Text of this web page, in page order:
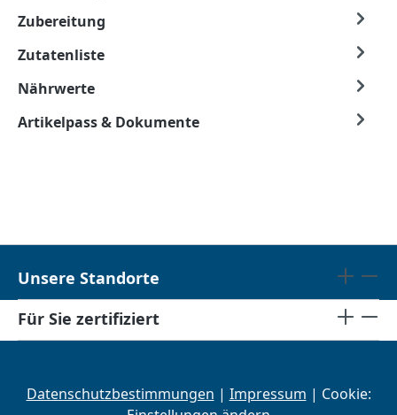
Zubereitung
Zutatenliste
Nährwerte
Artikelpass & Dokumente
Unsere Standorte
Für Sie zertifiziert
Datenschutzbestimmungen | Impressum | Cookie: